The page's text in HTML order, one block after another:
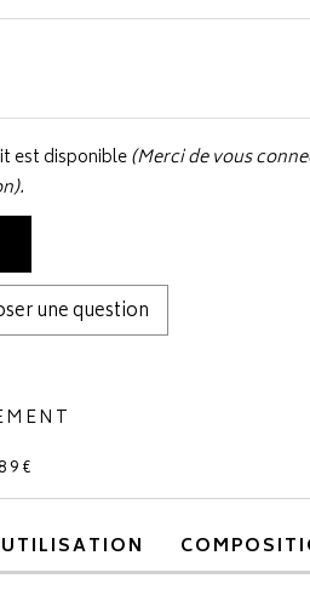
est disponible(Merci de vous
une question